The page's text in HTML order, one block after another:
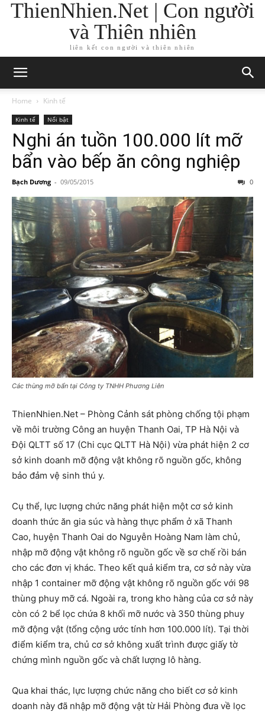
ThienNhien.Net | Con người
và Thiên nhiên
liên kết con người và thiên nhiên
Home Kinh tế
Kinh tế Nổi bật
Nghi án tuồn 100.000 lít mỡ
bẩn vào bếp ăn công nghiệp
Bạch Dương - 09/05/2015 0
Các thùng mỡ bẩn tại Công ty TNHH Phương Liên
ThienNhien.Net – Phòng Cảnh sát phòng chống tội phạm
về môi trường Công an huyện Thanh Oai, TP Hà Nội và
Đội QLTT số 17 (Chi cục QLTT Hà Nội) vừa phát hiện 2 cơ
sở kinh doanh mỡ động vật không rõ nguồn gốc, không
bảo đảm vệ sinh thú y.
Cụ thể, lực lượng chức năng phát hiện một cơ sở kinh
doanh thức ăn gia súc và hàng thực phẩm ở xã Thanh
Cao, huyện Thanh Oai do Nguyễn Hoàng Nam làm chủ,
nhập mỡ động vật không rõ nguồn gốc về sơ chế rồi bán
cho các đơn vị khác. Theo kết quả kiểm tra, cơ sở này vừa
nhập 1 container mỡ động vật không rõ nguồn gốc với 98
thùng phuy mỡ cá. Ngoài ra, trong kho hàng của cơ sở này
còn có 2 bể lọc chứa 8 khối mỡ nước và 350 thùng phuy
mỡ động vật (tổng cộng ước tính hơn 100.000 lít). Tại thời
điểm kiểm tra, chủ cơ sở không xuất trình được giấy tờ
chứng mình nguồn gốc và chất lượng lô hàng.
Qua khai thác, lực lượng chức năng cho biết cơ sở kinh
doanh này đã nhập mỡ động vật từ Hải Phòng đưa về lọc